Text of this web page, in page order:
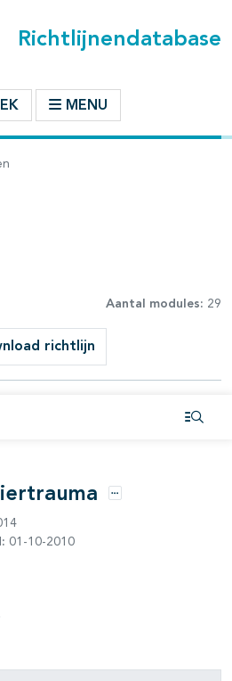
Richtlijnendatabase
MENU
Aantal modules: 29
richtlijn
Opties
01-10-2010